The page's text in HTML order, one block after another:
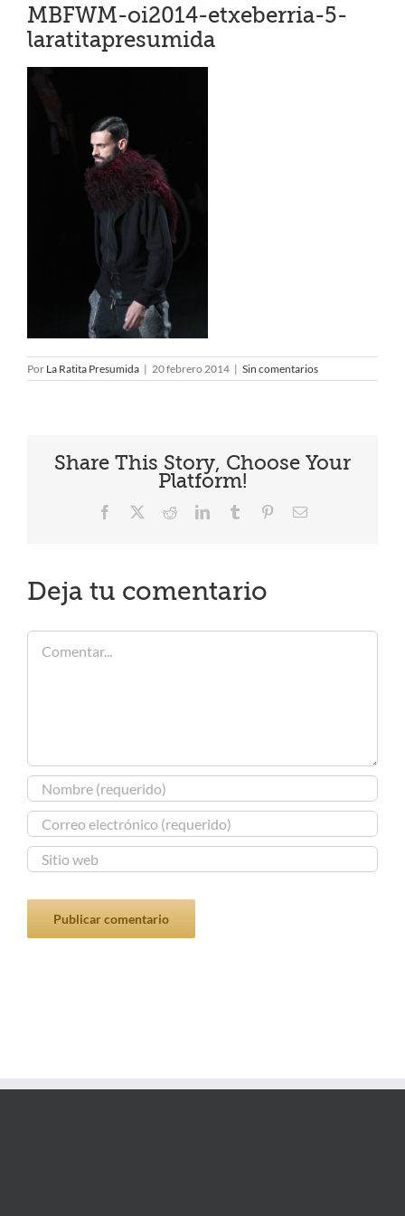
MBFWM-oi2014-etxeberria-5-
laratitapresumida
Por La Ratita Presumida | 20 febrero 2014 | Sin comentarios
Share This Story, Choose Your
Platform!
Facebook RedditLinkedInTumblr PinterestCorreo
Deja tu comentario
Comentar